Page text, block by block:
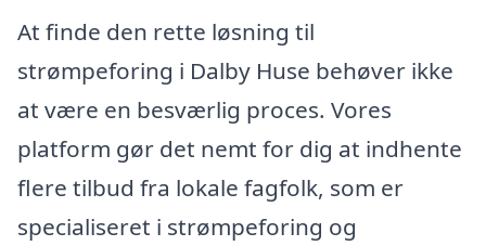
At finde den rette løsning til
strømpeforing i Dalby Huse behøver ikke
at være en besværlig proces. Vores
platform gør det nemt for dig at indhente
flere tilbud fra lokale fagfolk, som er
specialiseret i strømpeforing og